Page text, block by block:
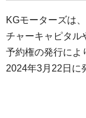
KGモーターズは
チャーキャピタル
予約権の発行によ
2024年3月22日に